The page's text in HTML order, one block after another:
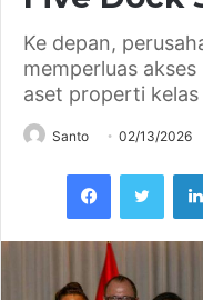
Ke depan,
memperluas
aset properti kelas
Santo 02/13/2026
Facebook